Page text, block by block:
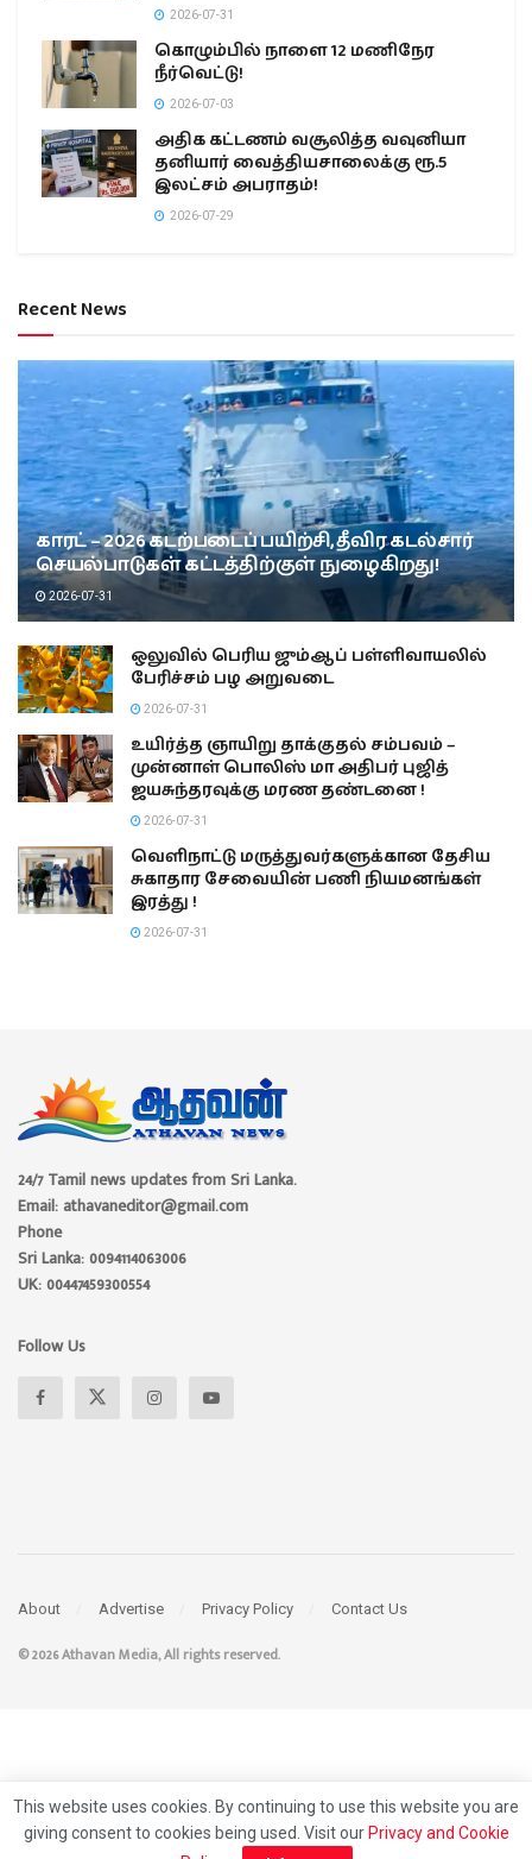
2026-07-31
கொழும்பில் நாளை 12 மணிநேர
நீர்வெட்டு!
2026-07-03
அதிக கட்டணம் வசூலித்த வவுனியா
தனியார் வைத்தியசாலைக்கு ரூ.5
இலட்சம் அபராதம்!
2026-07-29
Recent News
காரட் – 2026 கடற்படைப் பயிற்சி, தீவிர கடல்சார்
செயல்பாடுகள் கட்டத்திற்குள் நுழைகிறது!
2026-07-31
ஒலுவில் பெரிய ஜும்ஆப் பள்ளிவாயலில்
பேரிச்சம் பழ அறுவடை
2026-07-31
உயிர்த்த ஞாயிறு தாக்குதல் சம்பவம் –
முன்னாள் பொலிஸ் மா அதிபர் புஜித்
ஜயசுந்தரவுக்கு மரண தண்டனை !
2026-07-31
வெளிநாட்டு மருத்துவர்களுக்கான தேசிய
சுகாதார சேவையின் பணி நியமனங்கள்
இரத்து !
2026-07-31
24/7 Tamil news updates from Sri Lanka.
Email: athavaneditor@gmail.com
Phone
Sri Lanka: 0094114063006
UK: 00447459300554
Follow Us
About Advertise Privacy Policy Contact Us
© 2026 Athavan Media, All rights reserved.
This website uses cookies. By continuing to use this website you are
giving consent to cookies being used. Visit our Privacy and Cookie